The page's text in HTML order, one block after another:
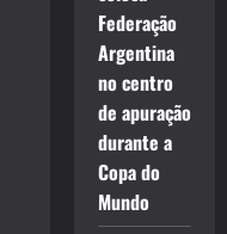
Federação
Argentina
no centro
de apuração
durante a
Copa do
Mundo